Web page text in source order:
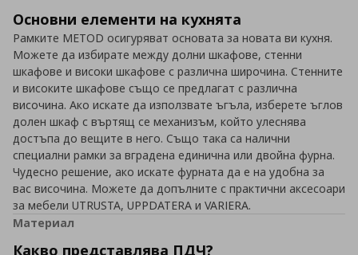
Основни елементи на кухнята
Рамките METOD осигуряват основата за новата ви кухня.
Можете да избирате между долни шкафове, стенни
шкафове и високи шкафове с различна широчина. Стенните
и високите шкафове също се предлагат с различна
височина. Ако искате да използвате ъгъла, изберете ъглов
долен шкаф с въртящ се механизъм, който улеснява
достъпа до вещите в него. Също така са налични
специални рамки за вградена единична или двойна фурна.
Чудесно решение, ако искате фурната да е на удобна за
вас височина. Можете да допълните с практични аксесоари
за мебели UTRUSTA, UPPDATERA и VARIERA.
Материал
Какво представлява ПДЧ?